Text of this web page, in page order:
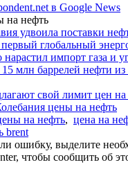
в Google News
на нефть
удвоила поставки
глобальный
нарастил импорт газа и
млн баррелей нефти из
свой лимит цен
цены на нефть
на нефть, цена на
brent
ошибку, выделите
чтобы сообщить об